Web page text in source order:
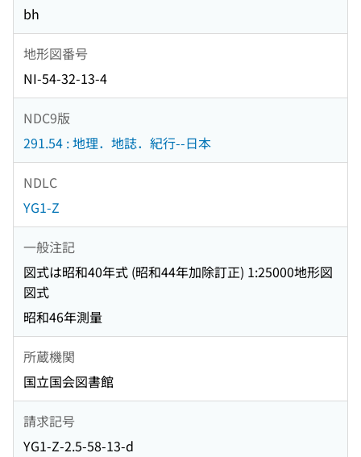
bh
地形図番号
NI-54-32-13-4
NDC9版
291.54 : 地理．地誌．紀行--日本
NDLC
YG1-Z
一般注記
図式は昭和40年式 (昭和44年加除訂正) 1:25000地形図
図式
昭和46年測量
所蔵機関
国立国会図書館
請求記号
YG1-Z-2.5-58-13-d